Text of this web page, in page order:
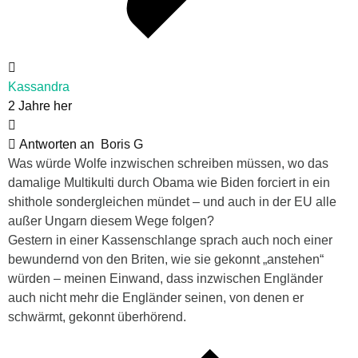
Kassandra
2 Jahre her
Antworten an
Boris G
Was würde Wolfe inzwischen schreiben müssen, wo das
damalige Multikulti durch Obama wie Biden forciert in ein
shithole sondergleichen mündet – und auch in der EU alle
außer Ungarn diesem Wege folgen?
Gestern in einer Kassenschlange sprach auch noch einer
bewundernd von den Briten, wie sie gekonnt „anstehen“
würden – meinen Einwand, dass inzwischen Engländer
auch nicht mehr die Engländer seinen, von denen er
schwärmt, gekonnt überhörend.